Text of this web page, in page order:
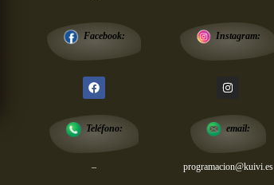
Facebook: Instagram:
Teléfono:
–
email:
programacion@kuivi.es